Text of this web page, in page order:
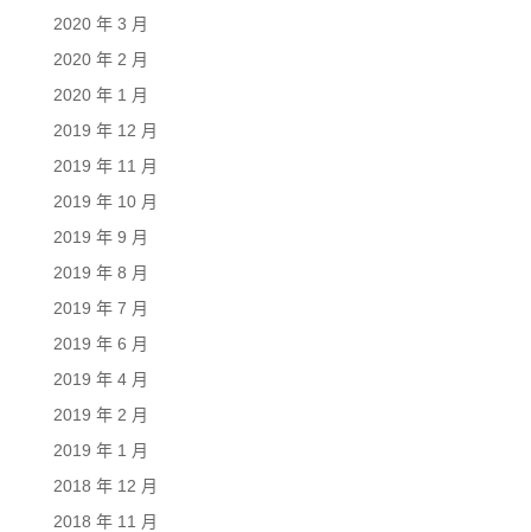
2020 年 3 月
2020 年 2 月
2020 年 1 月
2019 年 12 月
2019 年 11 月
2019 年 10 月
2019 年 9 月
2019 年 8 月
2019 年 7 月
2019 年 6 月
2019 年 4 月
2019 年 2 月
2019 年 1 月
2018 年 12 月
2018 年 11 月